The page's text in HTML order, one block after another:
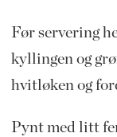
Før servering
kyllingen og
hvitløken og
Pynt med litt